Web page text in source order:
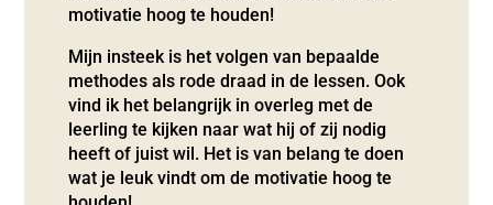
motivatie hoog te houden!
Mijn insteek is het volgen van bepaalde
methodes als rode draad in de lessen. Ook
vind ik het belangrijk in overleg met de
leerling te kijken naar wat hij of zij nodig
heeft of juist wil. Het is van belang te doen
wat je leuk vindt om de motivatie hoog te